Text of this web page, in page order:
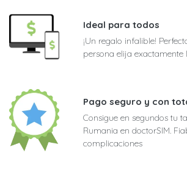
Ideal para todos
¡Un regalo infalible!
persona elija exactamente
Pago seguro y con
Consigue en segundos tu
Rumania en doctorSIM.
complicaciones